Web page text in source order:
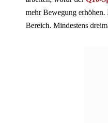
mehr Bewegung erhöhen.
Bereich. Mindestens